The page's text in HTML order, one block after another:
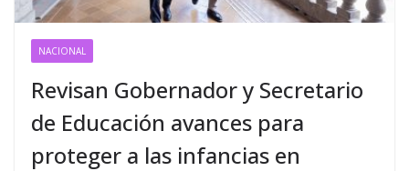
NACIONAL
Revisan Gobernador y Secretario
de Educación avances para
proteger a las infancias en